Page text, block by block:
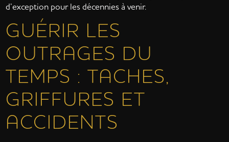
d’exception pour les décennies à venir.
GUÉRIR LES
OUTRAGES DU
TEMPS : TACHES,
GRIFFURES ET
ACCIDENTS